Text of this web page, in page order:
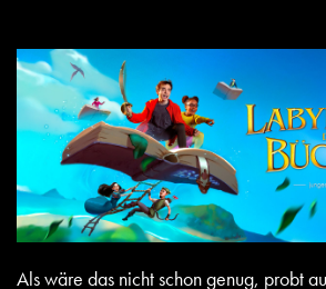
Als wäre das nicht schon genug, probt